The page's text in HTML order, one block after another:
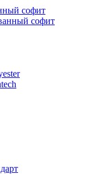
софит
софит